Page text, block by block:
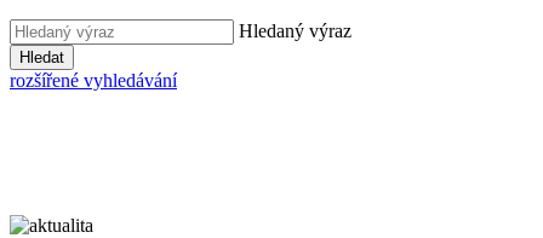
Hledaný výraz
Hledat
rozšířené vyhledávání